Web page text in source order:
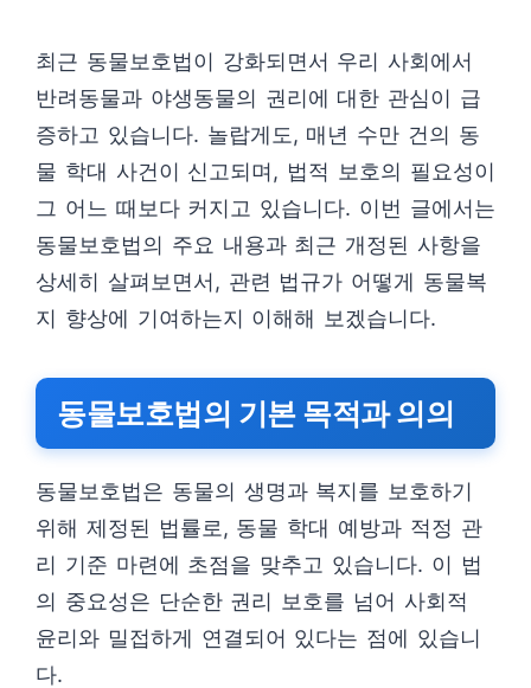
최근 동물보호법이 강화되면서 우리 사회에서
반려동물과 야생동물의 권리에 대한 관심이 급
증하고 있습니다. 놀랍게도, 매년 수만 건의 동
물 학대 사건이 신고되며, 법적 보호의 필요성이
그 어느 때보다 커지고 있습니다. 이번 글에서는
동물보호법의 주요 내용과 최근 개정된 사항을
상세히 살펴보면서, 관련 법규가 어떻게 동물복
지 향상에 기여하는지 이해해 보겠습니다.
동물보호법의 기본 목적과 의의
동물보호법은 동물의 생명과 복지를 보호하기
위해 제정된 법률로, 동물 학대 예방과 적정 관
리 기준 마련에 초점을 맞추고 있습니다. 이 법
의 중요성은 단순한 권리 보호를 넘어 사회적
윤리와 밀접하게 연결되어 있다는 점에 있습니
다.